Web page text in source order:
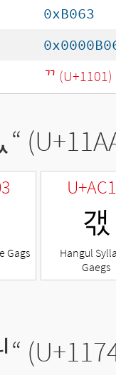
0xB063
ᄁ (U+1101)
“
Gags
갟
Hangul
Gaegs
“